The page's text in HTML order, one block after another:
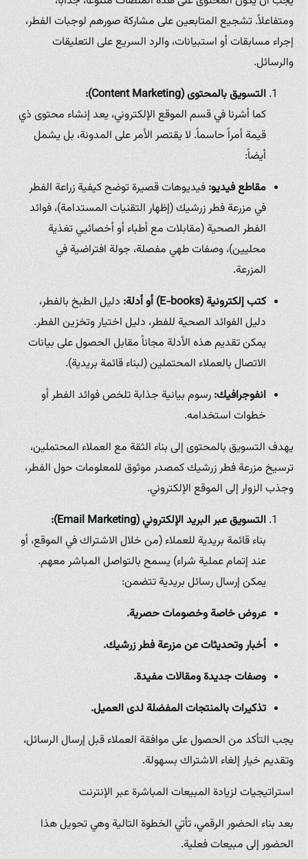
ومتفاعلاً. تشجيع المتابعين على مشاركة صورهم لوجبات الفطر،
إجراء مسابقات أو استبيانات، والرد السريع على التعليقات
والرسائل.
التسويق بالمحتوى (Content Marketing):
كما أشرنا في قسم الموقع الإلكتروني، يعد إنشاء محتوى ذي
قيمة أمراً حاسماً. لا يقتصر الأمر على المدونة، بل يشمل
أيضاً:
مقاطع فيديو:فيديوهات قصيرة توضح كيفية زراعة الفطر
في مزرعة فطر زرشيك (إظهار التقنيات المستدامة)، فوائد
الفطر الصحية (مقابلات مع أطباء أو أخصائيي تغذية
محليين)، وصفات طهي مفصلة، جولة افتراضية في
المزرعة.
كتب إلكترونية (E-books) أو أدلة:
دليل الطبخ بالفطر،
دليل الفوائد الصحية للفطر، دليل اختيار وتخزين الفطر.
يمكن تقديم هذه الأدلة مجاناً مقابل الحصول على بيانات
الاتصال بالعملاء المحتملين (لبناء قائمة بريدية).
انفوجرافيك:رسوم بيانية جذابة تلخص فوائد الفطر أو
خطوات استخدامه.
يهدف التسويق بالمحتوى إلى بناء الثقة مع العملاء المحتملين،
ترسيخ مزرعة فطر زرشيك كمصدر موثوق للمعلومات حول الفطر،
وجذب الزوار إلى الموقع الإلكتروني.
التسويق عبر البريد الإلكتروني (Email Marketing):
بناء قائمة بريدية للعملاء (من خلال الاشتراك في الموقع، أو
عند إتمام عملية شراء) يسمح بالتواصل المباشر معهم.
يمكن إرسال رسائل بريدية تتضمن:
عروض خاصة وخصومات حصرية.
أخبار وتحديثات عن مزرعة فطر زرشيك.
وصفات جديدة ومقالات مفيدة.
تذكيرات بالمنتجات المفضلة لدى العميل.
يجب التأكد من الحصول على موافقة العملاء قبل إرسال الرسائل،
وتقديم خيار إلغاء الاشتراك بسهولة.
استراتيجيات لزيادة المبيعات المباشرة عبر الإنترنت
بعد بناء الحضور الرقمي، تأتي الخطوة التالية وهي تحويل هذا
الحضور إلى مبيعات فعلية.